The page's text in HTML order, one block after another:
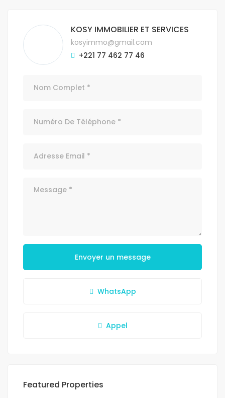
KOSY IMMOBILIER ET SERVICES
kosyimmo@gmail.com
+221 77 462 77 46
Envoyer un message
WhatsApp
Appel
Featured Properties